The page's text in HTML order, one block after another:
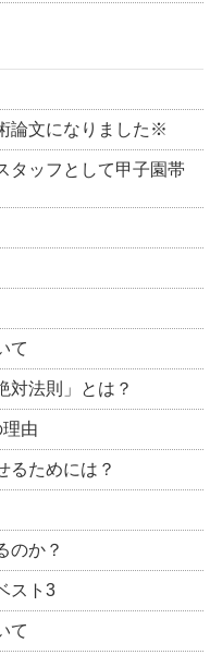
論文になりました※
タッフとして甲子園帯
て
対法則」とは？
由
るためには？
のか？
スト3
て